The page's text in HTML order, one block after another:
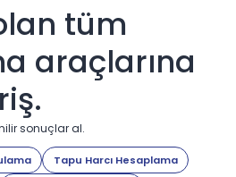
tüm
araçlarına
sonuçlar al.
Tapu Harcı Hesaplama